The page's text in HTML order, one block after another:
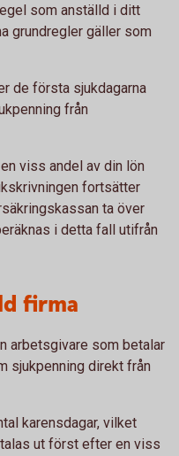
som anställd i ditt
grundregler gäller som
de första sjukdagarna
från
viss andel av din lön
fortsätter
ta över
i detta fall utifrån
firma
arbetsgivare som betalar
sjukpenning direkt från
karensdagar, vilket
ut först efter en viss